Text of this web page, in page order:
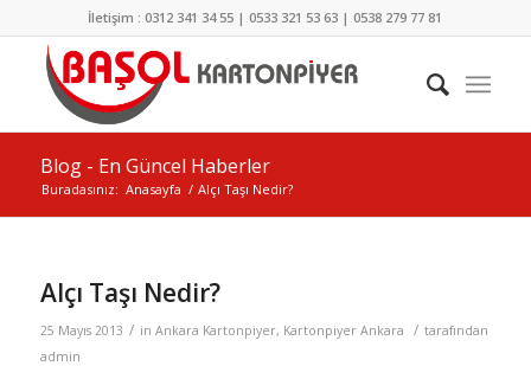
İletişim : 0312 341 34 55 | 0533 321 53 63 | 0538 279 77 81
Blog - En Güncel Haberler
Buradasınız: Anasayfa / Alçı Taşı Nedir?
Alçı Taşı Nedir?
25 Mayıs 2013 / in Ankara Kartonpiyer, Kartonpiyer Ankara / tarafından
admin